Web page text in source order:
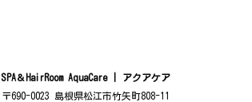
SPA＆HairRoom AquaCare | アクアケア
〒690-0023 島根県松江市竹矢町808-11